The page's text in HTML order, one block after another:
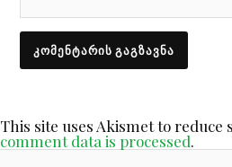
This site uses Akismet to reduce
comment data is processed.